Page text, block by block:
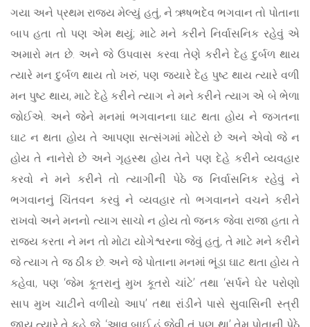
ગયા અને પ્રથમ રાજ્ય મેલ્યું હતું, ને ઋષભદેવ ભગવાન તો પોતાના
બાપ હતા તો પણ એમ થયું; માટે મને કરીને નિર્વાસનિક રહેવું એ
અમારો મત છે. અને જે ઉપવાસ કરવા તેણે કરીને દેહ દુર્બળ થાય
ત્યારે મન દુર્બળ થાય તો ખરું, પણ જ્યારે દેહ પુષ્ટ થાય ત્યારે વળી
મન પુષ્ટ થાય, માટે દેહે કરીને ત્યાગ ને મને કરીને ત્યાગ એ બે ભેળા
જોઈએ. અને જેને મનમાં ભગવાનના ઘાટ થતા હોય ને જગતના
ઘાટ ન થતા હોય તે આપણા સત્સંગમાં મોટેરો છે અને એવો જે ન
હોય તે નાનેરો છે અને ગૃહસ્થ હોય તેને પણ દેહે કરીને વ્યવહાર
કરવો ને મને કરીને તો ત્યાગીની પેઠે જ નિર્વાસનિક રહેવું ને
ભગવાનનું ચિંતવન કરવું ને વ્યવહાર તો ભગવાનને વચને કરીને
રાખવો અને મનનો ત્યાગ સાચો ન હોય તો જનક જેવા રાજા હતા તે
રાજ્ય કરતા ને મન તો મોટા યોગેશ્વરના જેવું હતું, તે માટે મને કરીને
જે ત્યાગ તે જ ઠીક છે. અને જે પોતાના મનમાં ભૂંડા ઘાટ થતા હોય તે
કહેવા, પણ ‘જેમ કૂતરાનું મુખ કૂતરો ચાંટે’ તથા ‘સર્પને ઘેર પરોણો
સાપ મુખ ચાટીને વળીયો આપ’ તથા રાંડીને પાસે સુવાસિની સ્ત્રી